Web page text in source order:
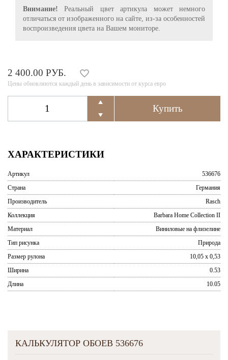
Внимание! Реальный цвет артикула может немного
отличаться от изображенного на сайте, из-за особенностей
воспроизведения цвета на Вашем мониторе.
2 400.00 РУБ.
Цены обновляются каждый день в зависимости от курса евро
ХАРАКТЕРИСТИКИ
Артикул
536676
Страна
Германия
Производитель
Rasch
Коллекция
Barbara Home Collection II
Материал
Виниловые на флизелине
Тип рисунка
Природа
Размер рулона
10,05 x 0,53
Ширина
0.53
Длина
10.05
КАЛЬКУЛЯТОР ОБОЕВ 536676